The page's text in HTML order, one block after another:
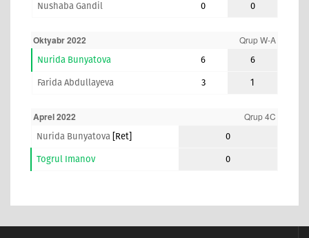
Nushaba Gandil 0 0
Oktyabr 2022 Qrup W-A
Nurida Bunyatova 6 6
Farida Abdullayeva 3 1
Aprel 2022 Qrup 4C
Nurida Bunyatova [ret] 0
Togrul Imanov 0